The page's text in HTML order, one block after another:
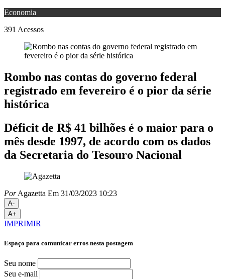
Economia
391 Acessos
Rombo nas contas do governo federal
registrado em fevereiro é o pior da série
histórica
Déficit de R$ 41 bilhões é o maior para o
mês desde 1997, de acordo com os dados
da Secretaria do Tesouro Nacional
PorAgazetta Em 31/03/2023 10:23
A-
A+
IMPRIMIR
Espaço para comunicar erros nesta postagem
Seu nome
Seu e-mail